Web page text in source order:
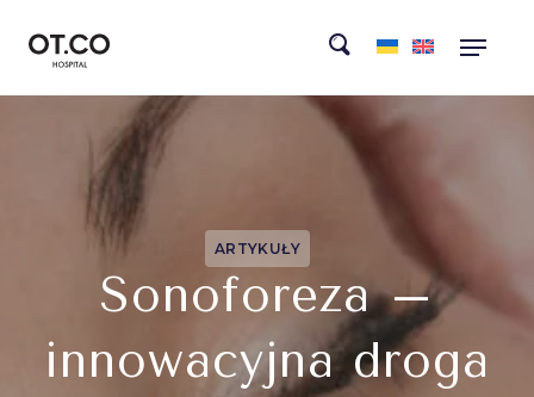
ARTYKUŁY
Sonoforeza –
innowacyjna droga